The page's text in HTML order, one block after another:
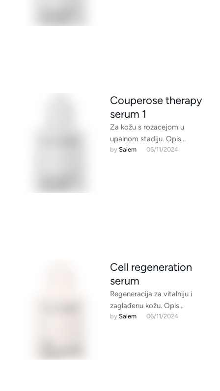
Couperose therapy
serum 1
Za kožu s rozacejom u
upalnom stadiju. Opis
proizvoda: Aktivacijski serum
by Salem 06/11/2024
Cell regeneration
serum
Regeneracija za vitalniju i
zaglađenu kožu. Opis
proizvoda: Regenerativna
by Salem 06/11/2024